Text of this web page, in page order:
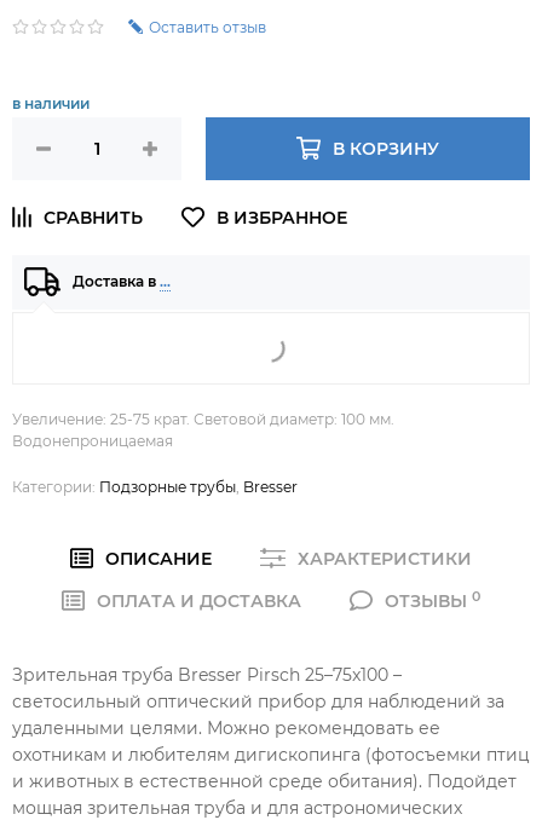
Оставить отзыв
в наличии
В КОРЗИНУ
Доставка в …
Увеличение: 25-75 крат. Световой диаметр: 100 мм.
Водонепроницаемая
Категории: Подзорные трубы Bresser
ОПИСАНИЕ
ХАРАКТЕРИСТИКИ
ОПЛАТА И ДОСТАВКА
ОТЗЫВЫ 0
Зрительная труба Bresser Pirsch 25–75x100 –
светосильный оптический прибор для наблюдений за
удаленными целями. Можно рекомендовать ее
охотникам и любителям дигископинга (фотосъемки птиц
и животных в естественной среде обитания). Подойдет
мощная зрительная труба и для астрономических